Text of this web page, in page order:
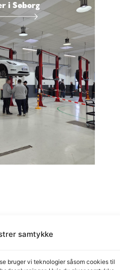
samtykke
bruger vi teknologier såsom cookies til
i Søborg
Cookiepolitik